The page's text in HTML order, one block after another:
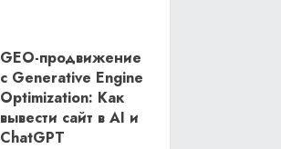
GEO-продвижение
с Generative Engine
Optimization: Как
вывести сайт в AI и
ChatGPT